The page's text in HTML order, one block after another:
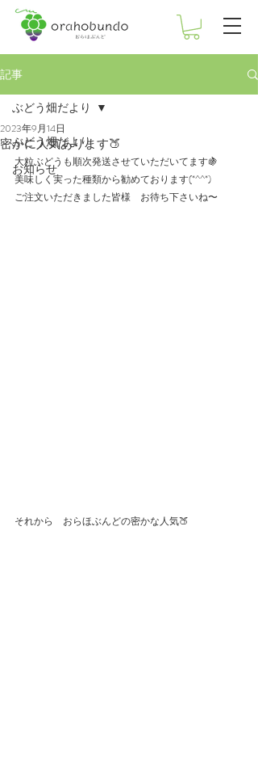
記事
ぶどう畑だより
お知らせ
ぶどう畑だより
密かに人気あります🍑
2023年9月14日
大粒ぶどうも順次発送させていただいてます🍇
美味しく実った種類から勧めております(*^^*)
ご注文いただきました皆様　お待ち下さいね〜
それから　おらほぶんどの密かな人気🍑